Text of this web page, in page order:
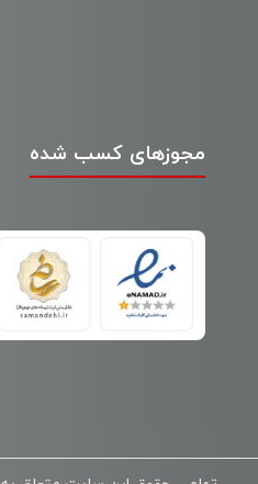
مجوزهای کسب شده